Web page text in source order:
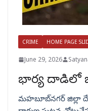
CRIME HOME PAGE
June 29, 2026
భార్య దాడిలో
మహబూబ్‌నగర్ జిల్లా